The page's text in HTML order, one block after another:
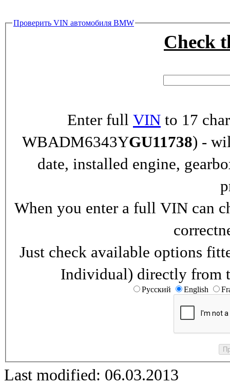
Проверить VIN автомобиля BMW
Check
Enter full VIN to 17
WBADM6343YGU11738) -
date, installed engine,
When you enter a full VIN can
Just check available options
Individual) directly from
Русский English
Last modified: 06.03.2013